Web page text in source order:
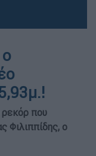
ρεκόρ που
Φιλιππίδης, ο